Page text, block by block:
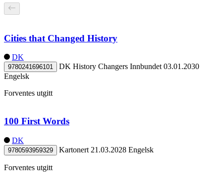
Cities that Changed History
DK
9780241696101 DK History Changers Innbundet 03.01.2030
Engelsk
Forventes utgitt
100 First Words
DK
9780593959329 Kartonert 21.03.2028 Engelsk
Forventes utgitt